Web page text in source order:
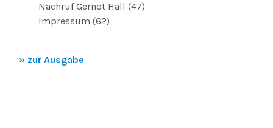
Nachruf Gernot Hall (47)
Impressum (62)
» zur Ausgabe